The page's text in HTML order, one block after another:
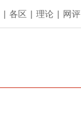
| 各区 | 理论 | 网评